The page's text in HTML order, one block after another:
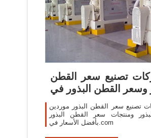
تصنيع سعر القطن
تصنيع سعر القطن البذور موردين
ومنتجات سعر القطن البذور
بأفضل الأسعار في.com